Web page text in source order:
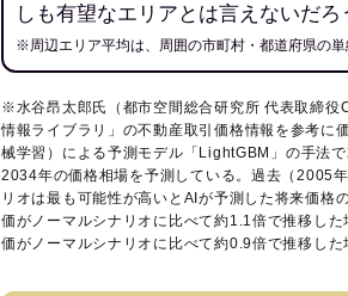
しも有望なエリアとは言えないだろ
※周辺エリア平均は、周囲の市町村・都道府県の単
※水谷昂太郎氏（都市空間総合研究所 代表取締役
情報ライブラリ 」の不動産取引価格情報を参考に
械学習）による予測モデル「LightGBM」の手法
2034年の価格相場を予測している。過去（2005
リオは最も可能性が高いとAIが予測した将来価格
価がノーマルシナリオに比べて約1.1倍で推移し
価がノーマルシナリオに比べて約0.9倍で推移した